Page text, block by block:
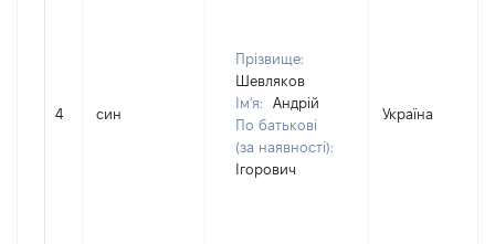
4 син
Прізвище:
Шевляков
Ім'я:
Андрій
По батькові
(за наявності):
Ігорович
Україна